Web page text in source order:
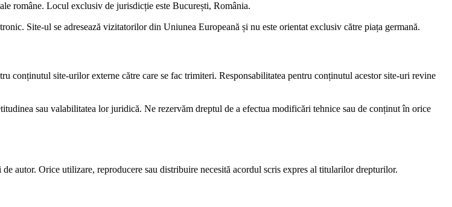
române. Locul exclusiv de jurisdicție este București, România.
Site-ul se adresează vizitatorilor din Uniunea Europeană și nu este orientat exclusiv către piața germană.
conținutul site-urilor externe către care se fac trimiteri. Responsabilitatea pentru conținutul acestor site-uri revine
sau valabilitatea lor juridică. Ne rezervăm dreptul de a efectua modificări tehnice sau de conținut în orice
autor. Orice utilizare, reproducere sau distribuire necesită acordul scris expres al titularilor drepturilor.